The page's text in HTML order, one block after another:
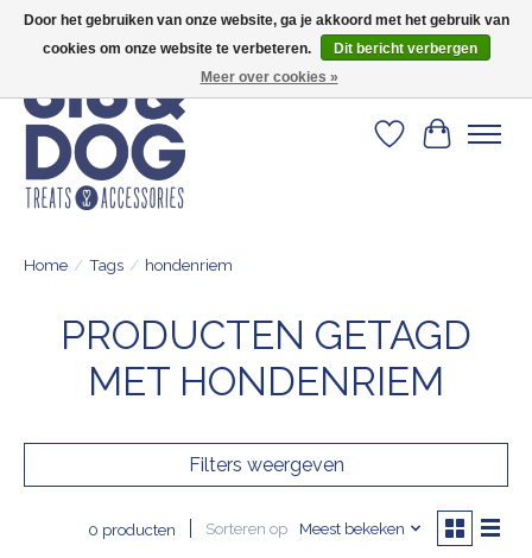
Verlanglijst
Home / Tags / hondenriem
PRODUCTEN GETAGD
MET HONDENRIEM
Filters weergeven
0 producten Sorteren op Meest bekeken
Door het gebruiken van onze website, ga je akkoord met het gebruik van
cookies om onze website te verbeteren.
Dit bericht verbergen
Meer over cookies »
Geef je hond het kleedje waar 500+ baasjes fan van zijn!